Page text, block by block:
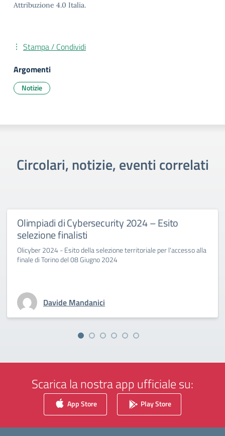
Attribuzione 4.0 Italia.
Stampa / Condividi
Argomenti
Notizie
Circolari, notizie, eventi correlati
Olimpiadi di Cybersecurity 2024 – Esito
selezione finalisti
Olicyber 2024 - Esito della selezione territoriale per l'accesso alla
finale di Torino del 08 Giugno 2024
Davide Mandanici
Scarica la nostra app ufficiale su:
App Store Play Store